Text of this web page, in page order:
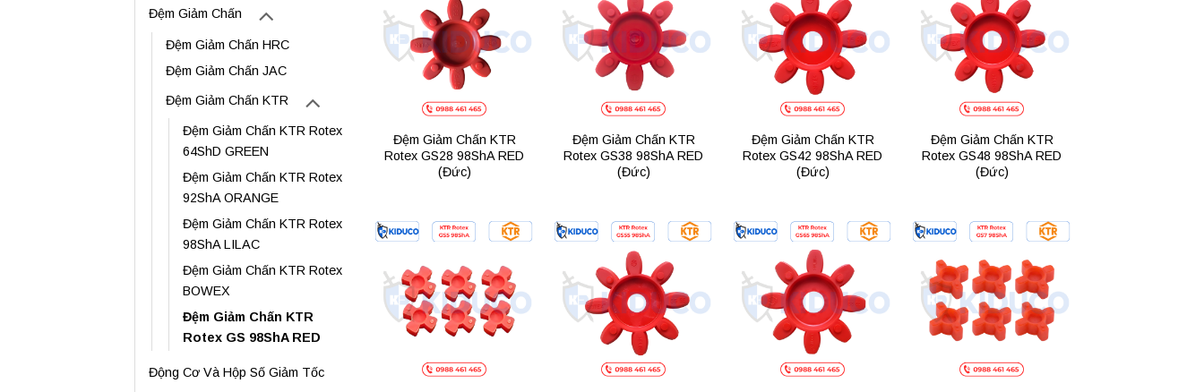
Đệm Giảm Chấn
Đệm Giảm Chấn HRC
Đệm Giảm Chấn JAC
Đệm Giảm Chấn KTR
Đệm Giảm Chấn KTR Rotex
64ShD GREEN
Đệm Giảm Chấn KTR Rotex
92ShA ORANGE
Đệm Giảm Chấn KTR Rotex
98ShA LILAC
Đệm Giảm Chấn KTR Rotex
BOWEX
Đệm Giảm Chấn KTR
Rotex GS 98ShA RED
Động Cơ Và Hộp Số Giảm Tốc
wishlist
Đệm Giảm Chấn KTR
Rotex GS28 98ShA RED
(Đức)
Add to
wishlist
Đệm Giảm Chấn KTR
Rotex GS38 98ShA RED
(Đức)
Add to
wishlist
Đệm Giảm Chấn KTR
Rotex GS42 98ShA RED
(Đức)
Add to
wishlist
Đệm Giảm Chấn KTR
Rotex GS48 98ShA RED
(Đức)
Add to
wishlist
Add to
wishlist
Add to
wishlist
Add to
wishlist